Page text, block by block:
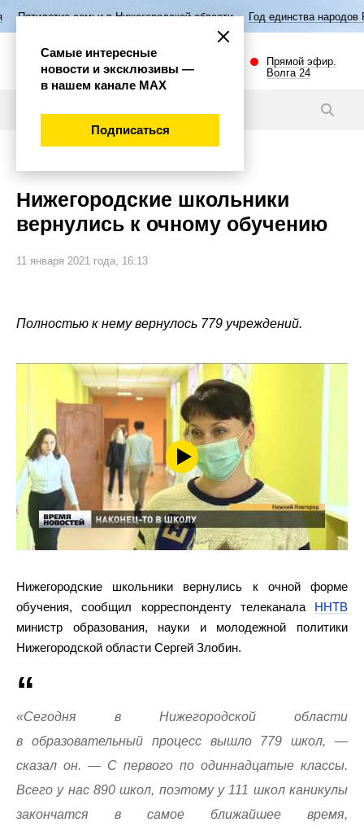
в Нижегородской области Год единства народов России
Прямой эфир.
Волга 24
Нижегородские школьники
вернулись к очному обучению
11 января 2021 года, 16:13
Полностью к нему вернулось 779 учреждений.
Нижегородские школьники вернулись к очной форме
обучения, сообщил корреспонденту телеканала ННТВ
министр образования, науки и молодежной политики
Нижегородской области Сергей Злобин.
«Сегодня в Нижегородской области
в образовательный процесс вышло 779 школ, —
сказал он. — С первого по одиннадцатые классы.
Всего у нас 890 школ, поэтому у 111 школ каникулы
закончатся в самое ближайшее время,
Самые интересные
новости и эксклюзивы —
в нашем канале МАХ
Подписаться